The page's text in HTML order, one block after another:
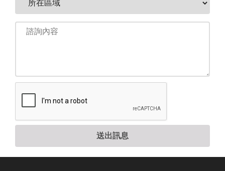
送出訊息